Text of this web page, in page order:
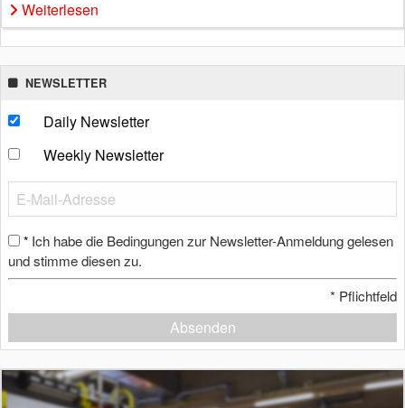
Weiterlesen
NEWSLETTER
Daily Newsletter
Weekly Newsletter
* Ich habe die Bedingungen zur Newsletter-Anmeldung gelesen
und stimme diesen zu.
* Pflichtfeld
Absenden